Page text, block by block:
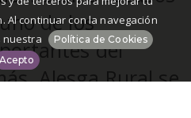
Al continuar con la navegación
nuestra
Política de Cookies
Acepto
de los
del
Alesga Rural se